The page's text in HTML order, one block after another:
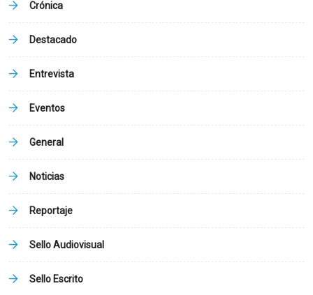
Crónica
Destacado
Entrevista
Eventos
General
Noticias
Reportaje
Sello Audiovisual
Sello Escrito